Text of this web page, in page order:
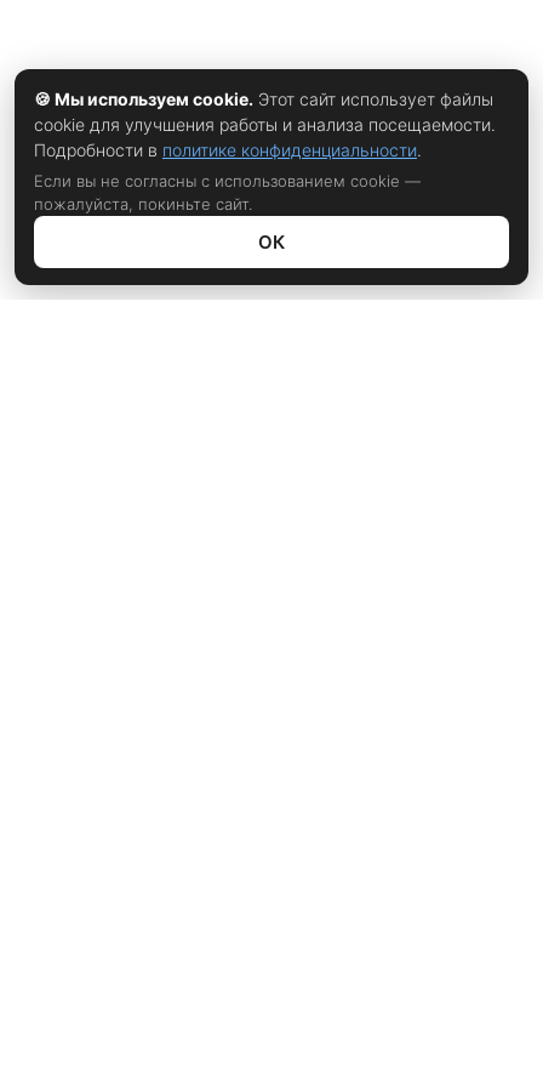
🍪 Мы используем cookie. Этот сайт использует файлы
cookie для улучшения работы и анализа посещаемости.
Подробности в политике конфиденциальности.
Если вы не согласны с использованием cookie —
пожалуйста, покиньте сайт.
ОК